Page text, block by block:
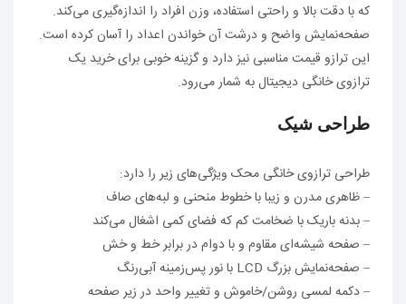
که با دقت بالا و راحتی استفاده، وزن افراد را اندازه‌گیری می‌کند.
صفحه‌نمایش واضح و درشت آن خواندن اعداد را آسان کرده است.
این ترازو قیمت مناسبی نیز دارد و گزینه خوبی برای خرید یک
ترازوی خانگی دیجیتال به شمار می‌رود.
طراحی شیک
طراحی ترازوی خانگی محک ویژگی‌های زیر را دارد:
– ظاهری مدرن و زیبا با خطوط منحنی و لبه‌های صاف
– بدنه باریک با ضخامت کم که فضای کمی اشغال می‌کند
– صفحه شیشه‌ای مقاوم و با دوام در برابر خط و خش
– صفحه‌نمایش بزرگ LCD با نور پس‌زمینه آبی‌رنگ
– دکمه لمسی روشن/خاموش و تغییر واحد در زیر صفحه